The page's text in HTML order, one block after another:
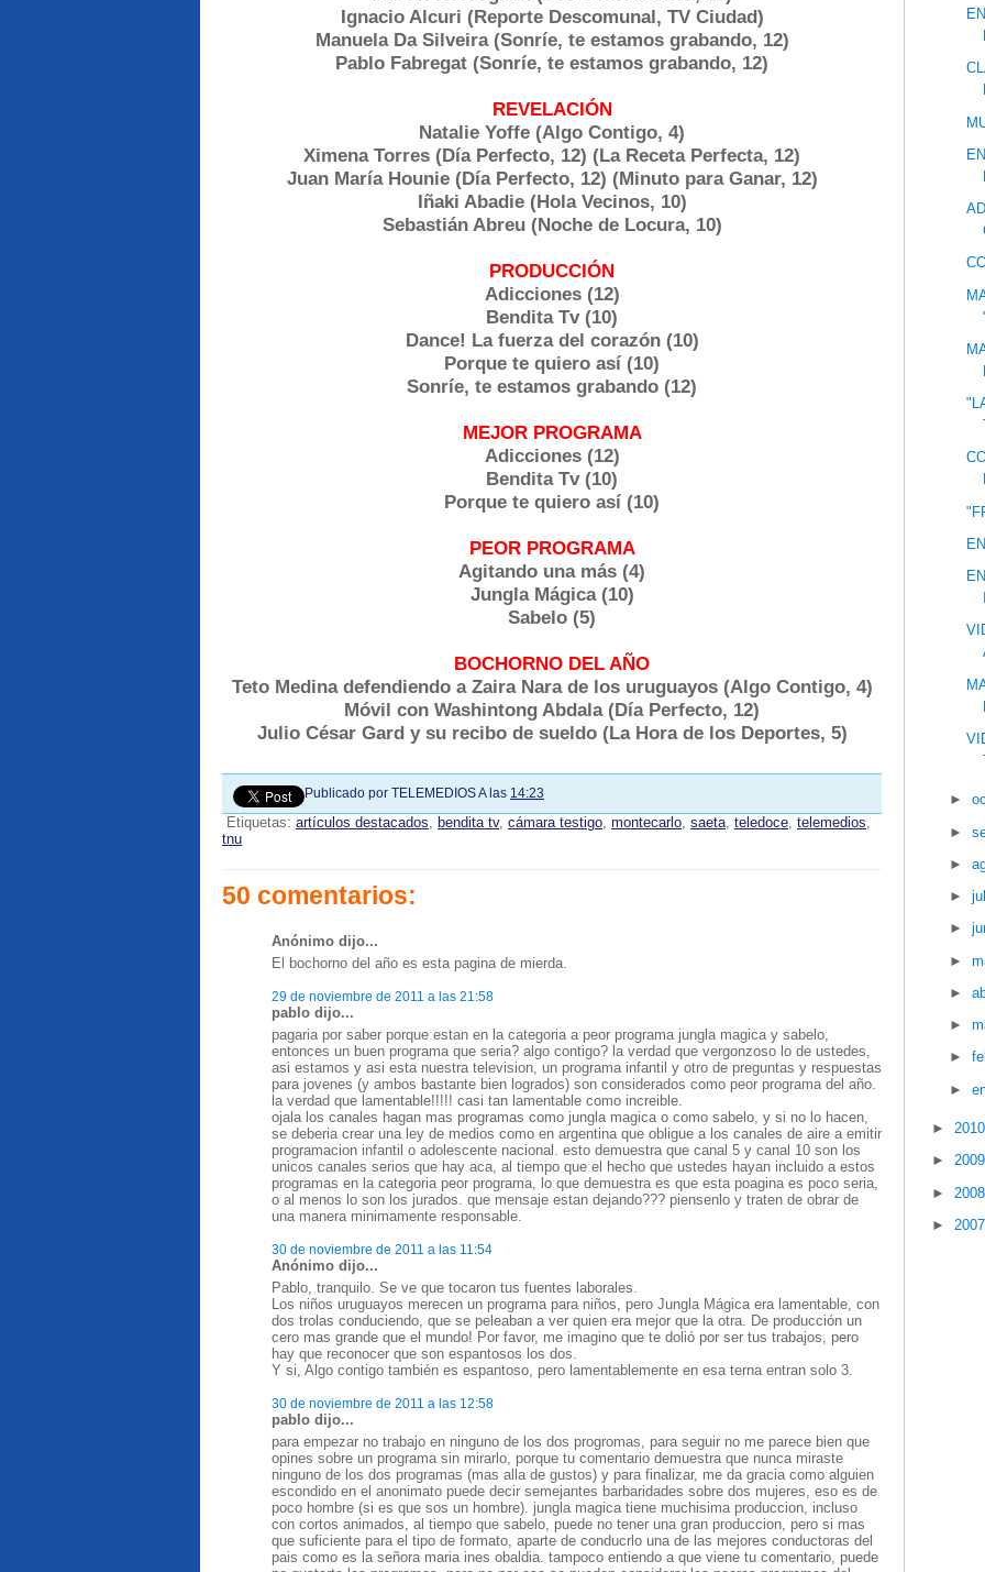
Ignacio Alcuri (Reporte Descomunal, TV Ciudad)
Manuela Da Silveira (Sonríe, te estamos grabando, 12)
Pablo Fabregat (Sonríe, te estamos grabando, 12)
REVELACIÓN
Natalie Yoffe (Algo Contigo, 4)
Ximena Torres (Día Perfecto, 12) (La Receta Perfecta, 12)
Juan María Hounie (Día Perfecto, 12) (Minuto para Ganar, 12)
Iñaki Abadie (Hola Vecinos, 10)
Sebastián Abreu (Noche de Locura, 10)
PRODUCCIÓN
Adicciones (12)
Bendita Tv (10)
Dance! La fuerza del corazón (10)
Porque te quiero así (10)
Sonríe, te estamos grabando (12)
MEJOR PROGRAMA
Adicciones (12)
Bendita Tv (10)
Porque te quiero así (10)
PEOR PROGRAMA
Agitando una más (4)
Jungla Mágica (10)
Sabelo (5)
BOCHORNO DEL AÑO
Teto Medina defendiendo a Zaira Nara de los uruguayos (Algo Contigo, 4)
Móvil con Washintong Abdala (Día Perfecto, 12)
Julio César Gard y su recibo de sueldo (La Hora de los Deportes, 5)
Publicado por TELEMEDIOSA las 14:23
Etiquetas: artículos destacados, bendita tv, cámara testigo, montecarlo, saeta, teledoce, telemedios,
tnu
50 comentarios:
Anónimo dijo...
El bochorno del año es esta pagina de mierda.
29 de noviembre de 2011 a las 21:58
pablo dijo...
pagaria por saber porque estan en la categoria a peor programa jungla magica y sabelo,
entonces un buen programa que seria? algo contigo? la verdad que vergonzoso lo de ustedes,
asi estamos y asi esta nuestra television, un programa infantil y otro de preguntas y respuestas
para jovenes (y ambos bastante bien logrados) son considerados como peor programa del año.
la verdad que lamentable!!!!! casi tan lamentable como increible.
ojala los canales hagan mas programas como jungla magica o como sabelo, y si no lo hacen,
se deberia crear una ley de medios como en argentina que obligue a los canales de aire a emitir
programacion infantil o adolescente nacional. esto demuestra que canal 5 y canal 10 son los
unicos canales serios que hay aca, al tiempo que el hecho que ustedes hayan incluido a estos
programas en la categoria peor programa, lo que demuestra es que esta poagina es poco seria,
o al menos lo son los jurados. que mensaje estan dejando??? piensenlo y traten de obrar de
una manera minimamente responsable.
30 de noviembre de 2011 a las 11:54
Anónimo dijo...
Pablo, tranquilo. Se ve que tocaron tus fuentes laborales.
Los niños uruguayos merecen un programa para niños, pero Jungla Mágica era lamentable, con
dos trolas conduciendo, que se peleaban a ver quien era mejor que la otra. De producción un
cero mas grande que el mundo! Por favor, me imagino que te dolió por ser tus trabajos, pero
hay que reconocer que son espantosos los dos.
Y si, Algo contigo también es espantoso, pero lamentablemente en esa terna entran solo 3.
30 de noviembre de 2011 a las 12:58
pablo dijo...
para empezar no trabajo en ninguno de los dos progromas, para seguir no me parece bien que
opines sobre un programa sin mirarlo, porque tu comentario demuestra que nunca miraste
ninguno de los dos programas (mas alla de gustos) y para finalizar, me da gracia como alguien
escondido en el anonimato puede decir semejantes barbaridades sobre dos mujeres, eso es de
poco hombre (si es que sos un hombre). jungla magica tiene muchisima produccion, incluso
con cortos animados, al tiempo que sabelo, puede no tener una gran produccion, pero si mas
que suficiente para el tipo de formato, aparte de conducrlo una de las mejores conductoras del
pais como es la señora maria ines obaldia. tampoco entiendo a que viene tu comentario, puede
►
►
►
►
►
►
►
►
►
►
►
►
►
►